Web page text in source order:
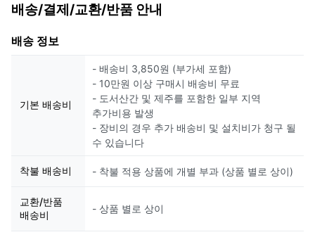
배송/결제/교환/반품 안내
배송 정보
기본 배송비
- 배송비 3,850원 (부가세 포함)
- 10만원 이상 구매시 배송비 무료
- 도서산간 및 제주를 포함한 일부 지역
추가비용 발생
- 장비의 경우 추가 배송비 및 설치비가 청구 될
수 있습니다
착불 배송비 - 착불 적용 상품에 개별 부과 (상품 별로 상이)
교환/반품
배송비
- 상품 별로 상이